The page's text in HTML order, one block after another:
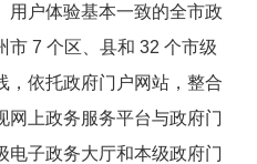
用户体验基本一致的全市政
市 7 个区、县和 32 个市级
，依托政府门户网站，整合
网上政务服务平台与政府门
电子政务大厅和本级政府门